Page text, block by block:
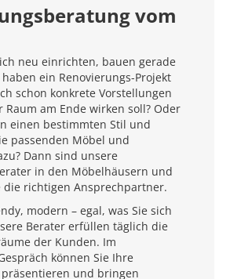
vom
neu einrichten, bauen gerade
ein Renovierungs-Projekt
schon konkrete Vorstellungen
Raum am Ende wirken soll? Oder
einen bestimmten Stil und
passenden Möbel und
Dann sind unsere
in den Möbelhäusern und
die richtigen Ansprechpartner.
modern – egal, was Sie sich
Berater erfüllen täglich die
der Kunden. Im
können Sie Ihre
und bringen